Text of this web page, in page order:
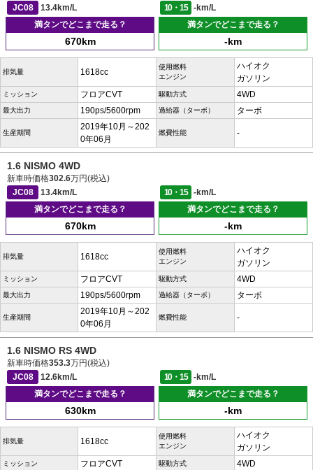
JC08
13.4km/L 10・15
-km/L
満タンでどこまで走る？
670km
満タンでどこまで走る？
-km
排気量 1618cc
使用燃料
エンジン
ハイオク
ガソリン
ミッション フロアCVT 駆動方式 4WD
最大出力 190ps/5600rpm 過給器（ターボ） ターボ
生産期間
2019年10月～202
0年06月
燃費性能 -
1.6 NISMO 4WD
新車時価格302.6万円(税込)
JC08
13.4km/L 10・15
-km/L
満タンでどこまで走る？
670km
満タンでどこまで走る？
-km
排気量 1618cc
使用燃料
エンジン
ハイオク
ガソリン
ミッション フロアCVT 駆動方式 4WD
最大出力 190ps/5600rpm 過給器（ターボ） ターボ
生産期間
2019年10月～202
0年06月
燃費性能 -
1.6 NISMO RS 4WD
新車時価格353.3万円(税込)
JC08
12.6km/L 10・15
-km/L
満タンでどこまで走る？
630km
満タンでどこまで走る？
-km
排気量 1618cc
使用燃料
エンジン
ハイオク
ガソリン
ミッション フロアCVT 駆動方式 4WD